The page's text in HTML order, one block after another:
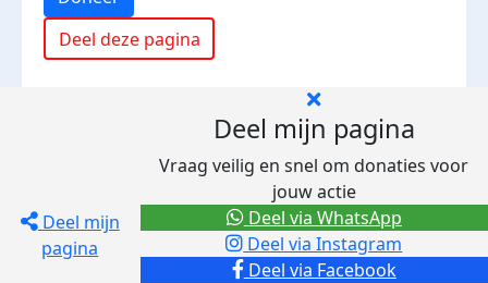
Deel deze pagina
Deel mijn
pagina
Deel mijn pagina
Vraag veilig en snel om donaties voor
jouw actie
Deel via Facebook
Deel via Instagram
Deel via WhatsApp